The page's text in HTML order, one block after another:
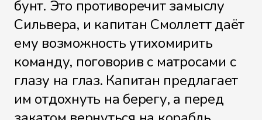
бунт. Это противоречит замыслу
Сильвера, и капитан Смоллетт даёт
ему возможность утихомирить
команду, поговорив с матросами с
глазу на глаз. Капитан предлагает
им отдохнуть на берегу, а перед